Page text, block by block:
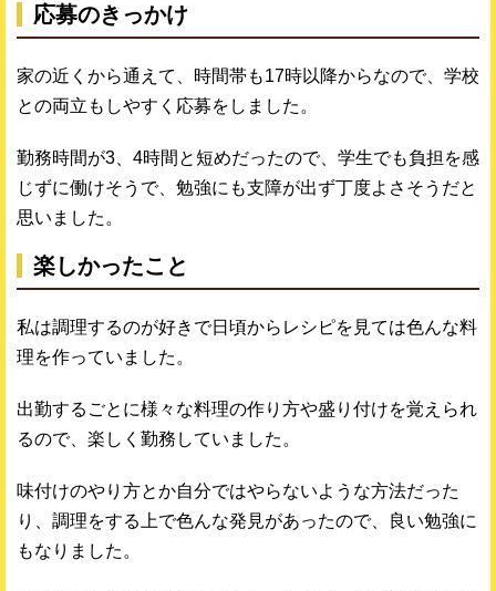
応募のきっかけ
家の近くから通えて、時間帯も17時以降からなので、学校
との両立もしやすく応募をしました。
勤務時間が3、4時間と短めだったので、学生でも負担を感
じずに働けそうで、勉強にも支障が出ず丁度よさそうだと
思いました。
楽しかったこと
私は調理するのが好きで日頃からレシピを見ては色んな料
理を作っていました。
出勤するごとに様々な料理の作り方や盛り付けを覚えられ
るので、楽しく勤務していました。
味付けのやり方とか自分ではやらないような方法だった
り、調理をする上で色んな発見があったので、良い勉強に
もなりました。